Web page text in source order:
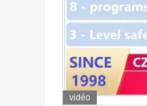
vidéo